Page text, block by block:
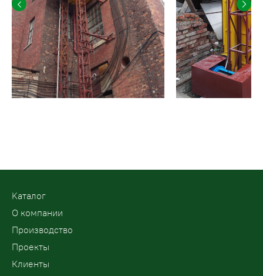
Kаталог
О компании
Производство
Проекты
Клиенты